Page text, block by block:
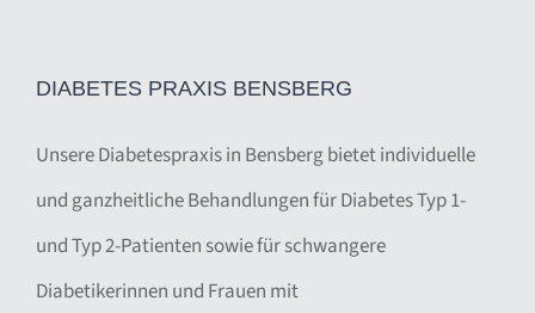
DIABETES PRAXIS BENSBERG
Unsere Diabetespraxis in Bensberg bietet individuelle
und ganzheitliche Behandlungen für Diabetes Typ 1-
und Typ 2-Patienten sowie für schwangere
Diabetikerinnen und Frauen mit